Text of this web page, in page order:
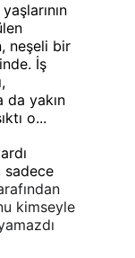
neşeli bir
İş
da yakın
o...
sadece
kimseyle